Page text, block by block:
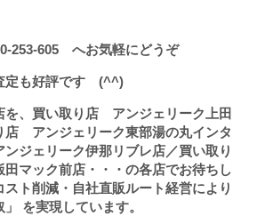
253-605 へお気軽にどうぞ
定も好評です (^^)
を、買い取り店 アンジェリーク上田
店 アンジェリーク東部湯の丸インタ
ジェリーク伊那リブレ店／買い取り
マック前店・・・の各店でお待ちし
ト削減・自社直販ルート経営により
を実現しています。